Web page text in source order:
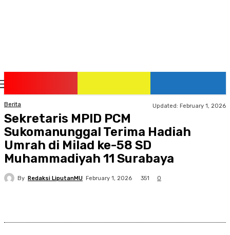
Berita Updated: February 1, 2026
Sekretaris MPID PCM
Sukomanunggal Terima Hadiah
Umrah di Milad ke-58 SD
Muhammadiyah 11 Surabaya
By Redaksi LiputanMU February 1, 2026 351 0